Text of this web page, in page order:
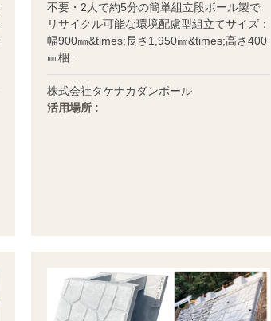
不要・2人で約5分の簡単組立段ボール製で
リサイクル可能な環境配慮型組立てサイズ：
幅900㎜&times;長さ1,950㎜&times;高さ400
㎜梱...
株式会社タケナカダンボール
活用場所 :